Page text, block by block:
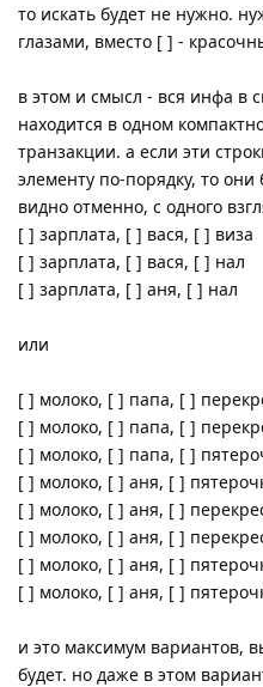
то искать будет не нужно.
глазами, вместо [ ] -
в этом и смысл - вся инфа в
находится в одном
транзакции. а если эти
элементу по-порядку, то
видно отменно, с одного
[ ] зарплата, [ ] вася, [ ] виза
[ ] зарплата, [ ] вася, [ ] нал
[ ] зарплата, [ ] аня, [ ] нал
или
[ ] молоко, [ ] папа, [ ]
[ ] молоко, [ ] папа, [ ]
[ ] молоко, [ ] папа, [ ]
[ ] молоко, [ ] аня, [ ]
[ ] молоко, [ ] аня, [ ]
[ ] молоко, [ ] аня, [ ]
[ ] молоко, [ ] аня, [ ]
[ ] молоко, [ ] аня, [ ]
и это максимум вариантов,
будет. но даже в этом